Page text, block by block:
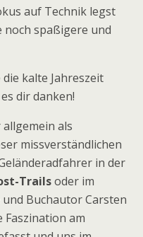
auf Technik legst
noch spaßigere und
kalte Jahreszeit
dir danken!
als
missverständlichen
in der
Trailsoder im
Buchautor Carsten
Faszination am